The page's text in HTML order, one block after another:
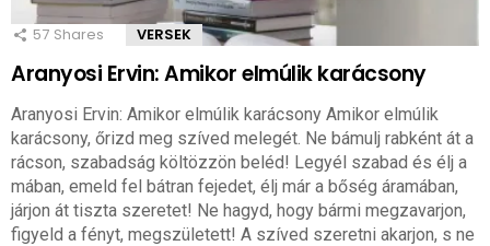
57 Shares VERSEK
Aranyosi Ervin: Amikor elmúlik karácsony
Aranyosi Ervin: Amikor elmúlik karácsony Amikor elmúlik
karácsony, őrizd meg szíved melegét. Ne bámulj rabként át a
rácson, szabadság költözzön beléd! Legyél szabad és élj a
mában, emeld fel bátran fejedet, élj már a bőség áramában,
járjon át tiszta szeretet! Ne hagyd, hogy bármi megzavarjon,
figyeld a fényt, megszületett! A szíved szeretni akarjon, s ne